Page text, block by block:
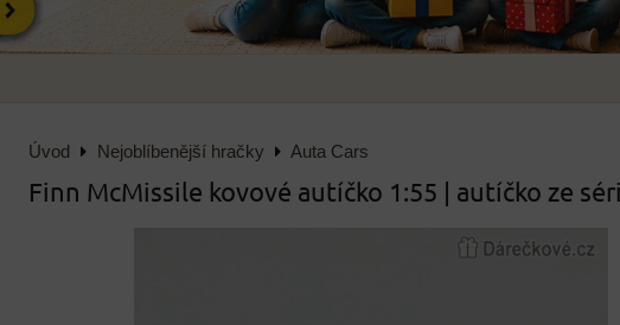
Úvod Nejoblíbenější hračky Auta Cars
Finn McMissile kovové autíčko 1:55 | autíčko ze